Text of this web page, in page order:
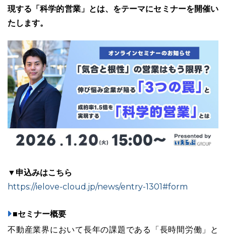
ユーザーインタビュー ホームページ制作実績
ニュース一覧 お役立ちブログ 資料ダウンロード
現する「科学的営業」とは、をテーマにセミナーを開催い
たします。
▼申込みはこちら
https://ielove-cloud.jp/news/entry-1301#form
■セミナー概要
不動産業界において長年の課題である「長時間労働」と